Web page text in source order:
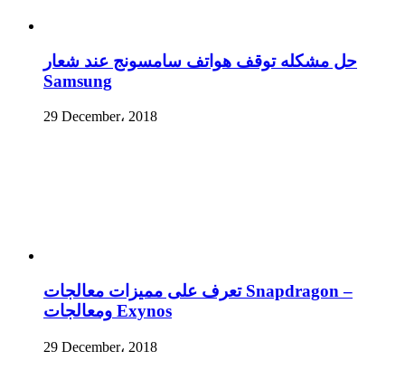
حل مشكله توقف هواتف سامسونج عند شعار
Samsung
29 December، 2018
تعرف على مميزات معالجات Snapdragon –
ومعالجات Exynos
29 December، 2018